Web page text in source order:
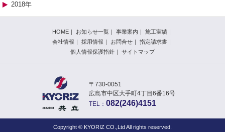
2018年
HOME お知らせ一覧 事業案内 施工実績
会社情報
採用情報 お問合せ 指定請求書
個人情報保護指針
サイトマップ
〒730-0051
広島市中区大手町4丁目6番16号
TEL： 082(246)4151
Copyright © KYORIZ CO.,Ltd All rights reserved.